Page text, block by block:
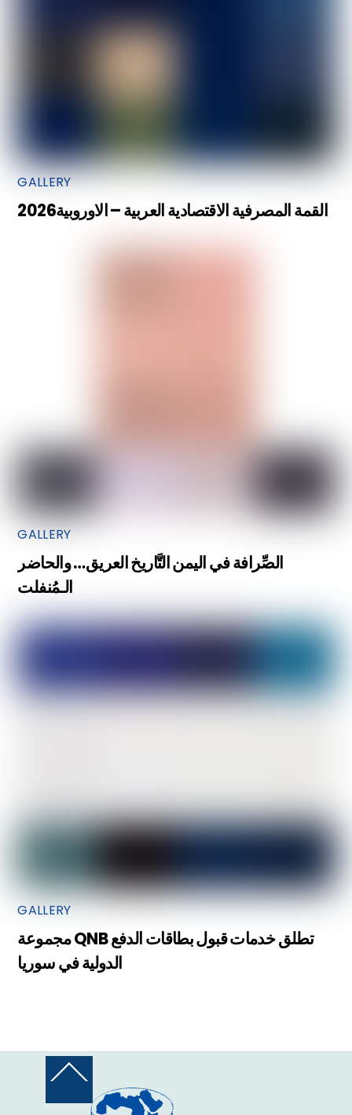
GALLERY
القمة المصرفية الاقتصادية العربية – الاوروبية2026
GALLERY
الصِّرافة في اليمن التَّاريخ العريق… والحاضر
الـمُنفلت
GALLERY
مجموعة QNB تطلق خدمات قبول بطاقات الدفع
الدولية في سوريا
Back
Top